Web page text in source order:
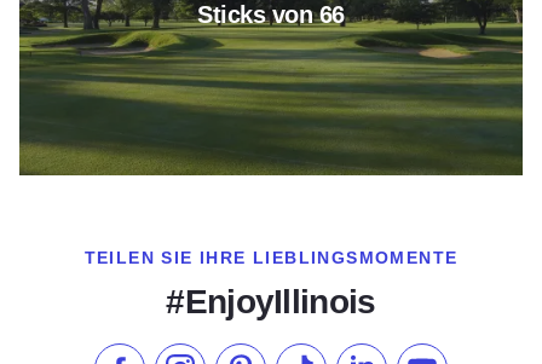
Sticks von 66
TEILEN SIE IHRE LIEBLINGSMOMENTE
#EnjoyIllinois